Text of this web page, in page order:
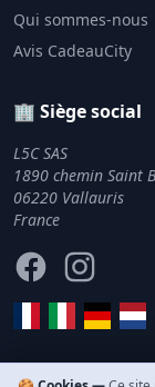
Qui sommes-nous
Avis CadeauCity
🏢 Siège social
L5C SAS
1890 chemin Saint
06220 Vallauris
France
FacebookInstagram